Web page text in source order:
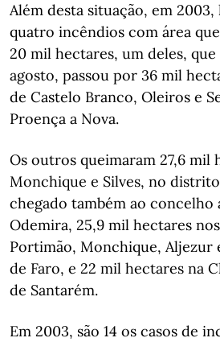
Além desta situação, em
quatro incêndios com área
20 mil hectares, um deles,
agosto, passou por 36 mil
de Castelo Branco, Oleiros e
Proença a Nova.
Os outros queimaram 27,6 mil
Monchique e Silves, no
chegado também ao concelho
Odemira, 25,9 mil hectares
Portimão, Monchique, Aljezur
de Faro, e 22 mil hectares na
de Santarém.
Em 2003, são 14 os casos de